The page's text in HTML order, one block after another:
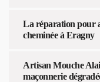
La réparation pour
cheminée à Eragny
Artisan Mouche
maçonnerie